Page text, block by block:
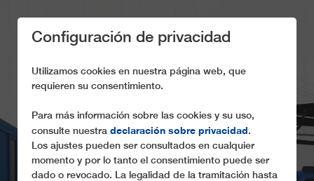
NUESTROS
PRODUCTOS
Configuración de privacidad
Utilizamos cookies en nuestra página web, que
requieren su consentimiento.
Para más información sobre las cookies y su uso,
consulte nuestra declaración sobre privacidad.
Los ajustes pueden ser consultados en cualquier
momento y por lo tanto el consentimiento puede ser
dado o revocado. La legalidad de la tramitación hasta